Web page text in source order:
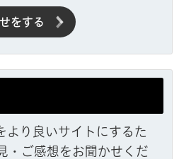
をする
より良いサイトにするた
・ご感想をお聞かせくだ